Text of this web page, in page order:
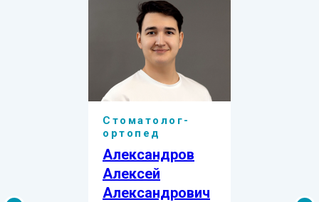
Стоматолог-
ортопед
Александров
Алексей
Александрович